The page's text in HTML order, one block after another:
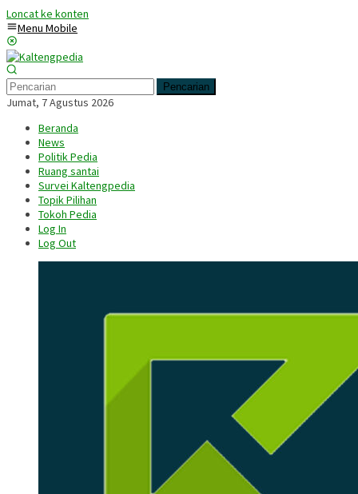
Loncat ke konten
Menu Mobile
Pencarian
Jumat, 7 Agustus 2026
Beranda
News
Politik Pedia
Ruang santai
Survei Kaltengpedia
Topik Pilihan
Tokoh Pedia
Log In
Log Out